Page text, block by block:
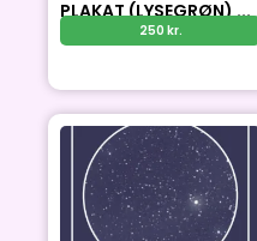
PLAKAT (LYSEGRØN) ...
250 kr.